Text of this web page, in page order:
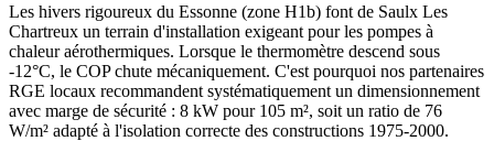
Les hivers rigoureux du Essonne (zone H1b) font de Saulx Les
Chartreux un terrain d'installation exigeant pour les pompes à
chaleur aérothermiques. Lorsque le thermomètre descend sous
-12°C, le COP chute mécaniquement. C'est pourquoi nos partenaires
RGE locaux recommandent systématiquement un dimensionnement
avec marge de sécurité : 8 kW pour 105 m², soit un ratio de 76
W/m² adapté à l'isolation correcte des constructions 1975-2000.